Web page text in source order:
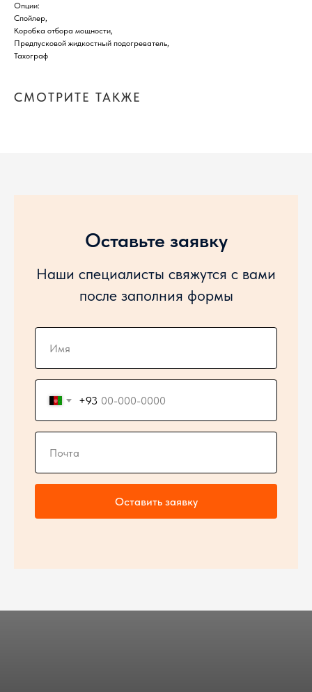
Опции:
Спойлер,
Коробка отбора мощности,
Предпусковой жидкостный подогреватель,
Тахограф
СМОТРИТЕ ТАКЖЕ
Оставьте заявку
Наши специалисты свяжутся с вами
после заполния формы
+93
Оставить заявку